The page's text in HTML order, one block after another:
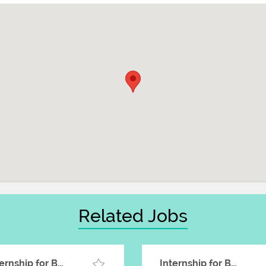
Related Jobs
Internship for Business Planning Internship for Business Development...